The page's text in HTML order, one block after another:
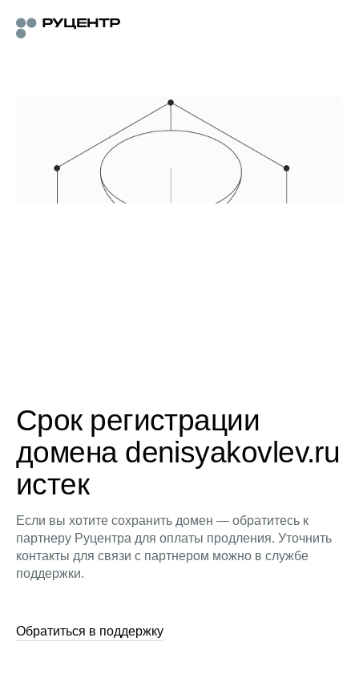
Срок регистрации
домена denisyakovlev.ru
истек
Если вы хотите сохранить домен — обратитесь к
партнеру Руцентра для оплаты продления. Уточнить
контакты для связи с партнером можно в службе
поддержки.
Обратиться в поддержку